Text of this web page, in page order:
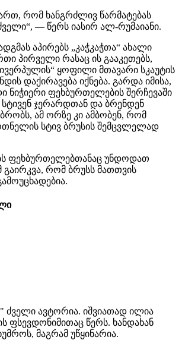
რომ ხანგრძლივ წარმატებას
— წერს იასირ ალ-რუმაიანი.
აპირებს „კაჭკაჭთა“ ახალი
პირველი რასაც ის გააკეთებს,
ყოფილი მთავარი სკაუტის
დაქირავება იქნება. გარდა იმისა,
ნიჭიერი ფეხბურთელების შერჩევაში
ჯერარდთან და ბრენდენ
ამ ორზე კი ამბობენ, რომ
სტივ ბრუსის შემცვლელად
ფეხბურთელებთანაც უნდოდათ
გაირკვა, რომ ბრუსს მათთვის
ძველი ავტორია. იშვიათად ილია
ფსევდონიმითაც წერს. ხანდახან
მაგრამ უწყინარია.